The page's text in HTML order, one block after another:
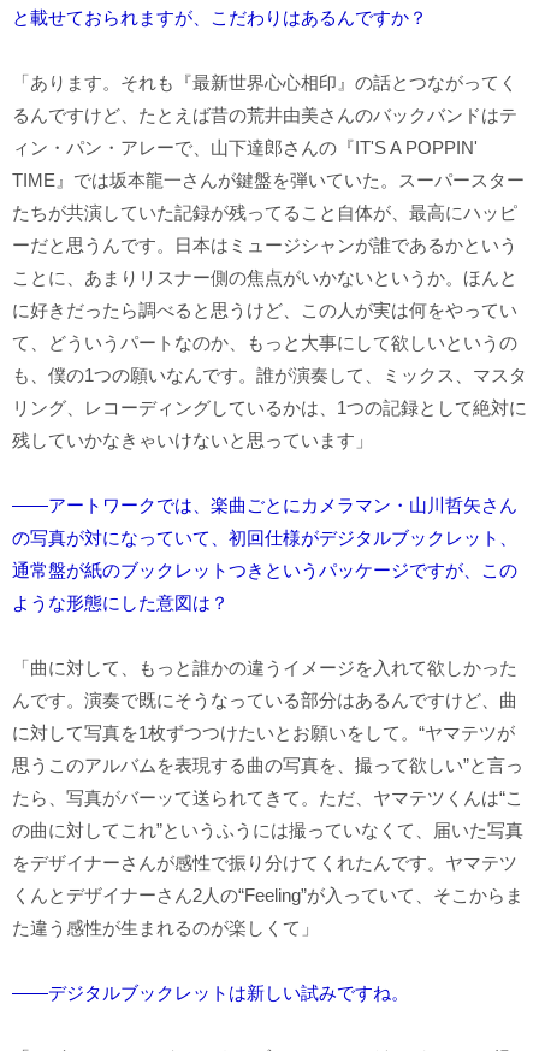
と載せておられますが、こだわりはあるんですか？
「あります。それも『最新世界心心相印』の話とつながってく
るんですけど、たとえば昔の荒井由美さんのバックバンドはテ
ィン・パン・アレーで、山下達郎さんの『IT'S A POPPIN'
TIME』では坂本龍一さんが鍵盤を弾いていた。スーパースター
たちが共演していた記録が残ってること自体が、最高にハッピ
ーだと思うんです。日本はミュージシャンが誰であるかという
ことに、あまりリスナー側の焦点がいかないというか。ほんと
に好きだったら調べると思うけど、この人が実は何をやってい
て、どういうパートなのか、もっと大事にして欲しいというの
も、僕の1つの願いなんです。誰が演奏して、ミックス、マスタ
リング、レコーディングしているかは、1つの記録として絶対に
残していかなきゃいけないと思っています」
――アートワークでは、楽曲ごとにカメラマン・山川哲矢さん
の写真が対になっていて、初回仕様がデジタルブックレット、
通常盤が紙のブックレットつきというパッケージですが、この
ような形態にした意図は？
「曲に対して、もっと誰かの違うイメージを入れて欲しかった
んです。演奏で既にそうなっている部分はあるんですけど、曲
に対して写真を1枚ずつつけたいとお願いをして。“ヤマテツが
思うこのアルバムを表現する曲の写真を、撮って欲しい”と言っ
たら、写真がバーッて送られてきて。ただ、ヤマテツくんは“こ
の曲に対してこれ”というふうには撮っていなくて、届いた写真
をデザイナーさんが感性で振り分けてくれたんです。ヤマテツ
くんとデザイナーさん2人の“Feeling”が入っていて、そこからま
た違う感性が生まれるのが楽しくて」
――デジタルブックレットは新しい試みですね。